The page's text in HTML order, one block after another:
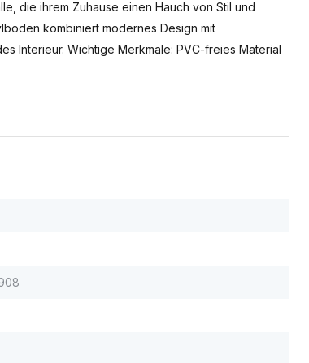
die ihrem Zuhause einen Hauch von Stil und
kombiniert modernes Design mit
Interieur. Wichtige Merkmale: PVC-freies Material